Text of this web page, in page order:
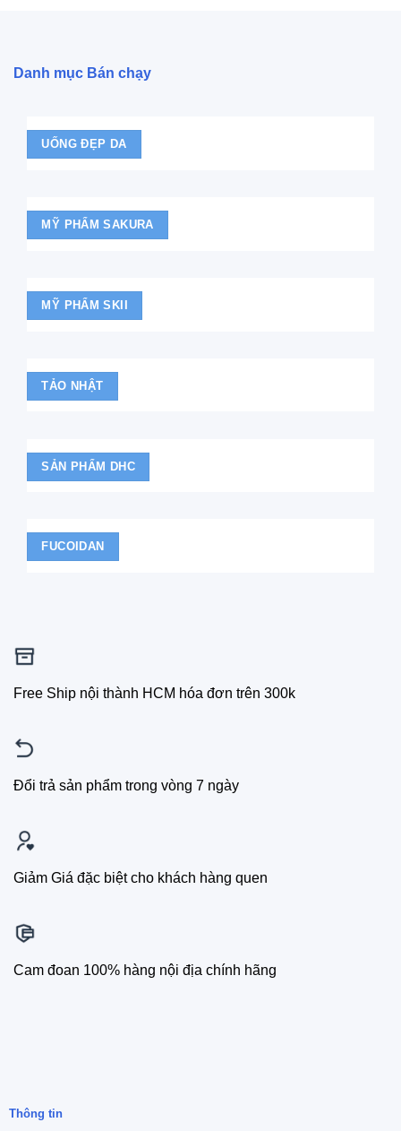
Danh mục Bán chạy
UỐNG ĐẸP DA
MỸ PHẨM SAKURA
MỸ PHẨM SKII
TẢO NHẬT
SẢN PHẨM DHC
FUCOIDAN
Free Ship nội thành HCM hóa đơn trên 300k
Đổi trả sản phẩm trong vòng 7 ngày
Giảm Giá đặc biệt cho khách hàng quen
Cam đoan 100% hàng nội địa chính hãng
Thông tin